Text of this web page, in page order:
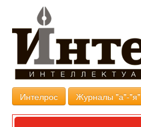
Интелрос Журналы "а"-"я"